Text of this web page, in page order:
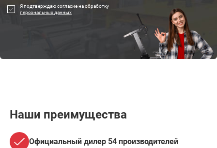
Я подтверждаю согласие на обработку
персональных данных
Наши преимущества
Официальный дилер 54 производителей